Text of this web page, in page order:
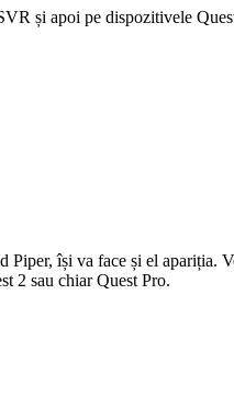
și apoi pe dispozitivele
își va face și el
2 sau chiar Quest Pro.